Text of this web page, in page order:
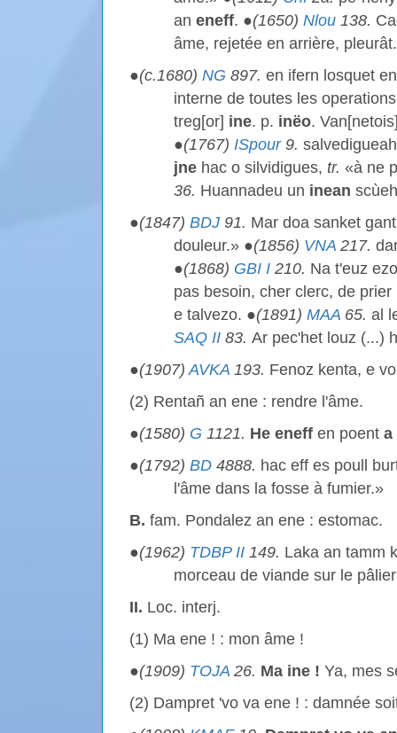
an eneff. ●(1650) Nlou 138.
âme, rejetée en arrière,
●(c.1680) NG 897. en ifern losquet
interne de toutes les
treg[or] ine. p. inëo.
●(1767) ISpour9.
jne hac o silvidigues, tr. «à ne
36. Huannadeu un inean
●(1847) BDJ 91. Mar doa sanket
douleur.» ●(1856) VNA 217.
●(1868) GBI I 210. Na t'euz
pas besoin, cher clerc, de
e talvezo. ●(1891) MAA 65. al
SAQ II 83. Ar pec'het louz (...)
●(1907)AVKA 193. Fenoz kenta, e
(2) Rentañ an ene : rendre l'âme.
●(1580) G 1121. He eneff en poent a
●(1792) BD 4888. hac eff es poull
l'âme dans la fosse à fumier.»
B. fam. Pondalez an ene : estomac.
●(1962) TDBP II 149. Laka an tamm
morceau de viande sur le
II. Loc. interj.
(1) Ma ene ! : mon âme !
●(1909) TOJA 26. Ma ine ! Ya, mes
(2) Dampret 'vo va ene ! : damnée